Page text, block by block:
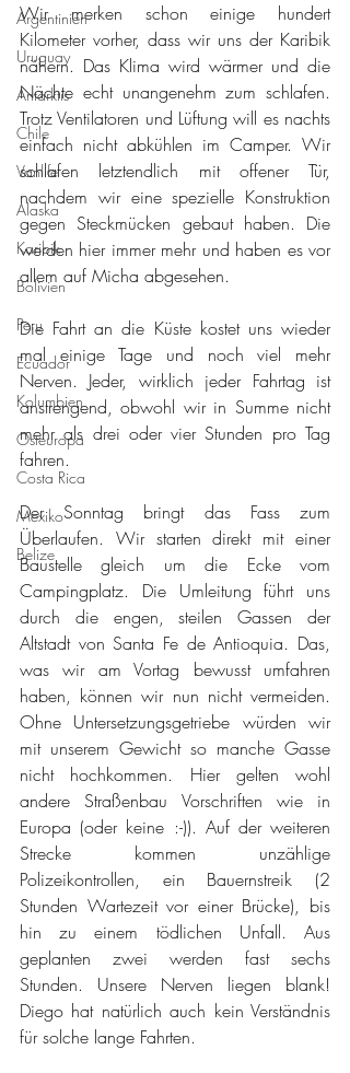
Argentinien
Uruguay
Antarktis
Chile
Vanlife
Alaska
Karibik
Bolivien
Peru
Ecuador
Kolumbien
Osteuropa
Costa Rica
Mexiko
Belize
Wir merken schon einige hundert
Kilometer vorher, dass wir uns der Karibik
nähern. Das Klima wird wärmer und die
Nächte echt unangenehm zum schlafen.
Trotz Ventilatoren und Lüftung will es nachts
einfach nicht abkühlen im Camper. Wir
schlafen letztendlich mit offener Tür,
nachdem wir eine spezielle Konstruktion
gegen Steckmücken gebaut haben. Die
werden hier immer mehr und haben es vor
allem auf Micha abgesehen.
Die Fahrt an die Küste kostet uns wieder
mal einige Tage und noch viel mehr
Nerven. Jeder, wirklich jeder Fahrtag ist
anstrengend, obwohl wir in Summe nicht
mehr als drei oder vier Stunden pro Tag
fahren.
Der Sonntag bringt das Fass zum
Überlaufen. Wir starten direkt mit einer
Baustelle gleich um die Ecke vom
Campingplatz. Die Umleitung führt uns
durch die engen, steilen Gassen der
Altstadt von Santa Fe de Antioquia. Das,
was wir am Vortag bewusst umfahren
haben, können wir nun nicht vermeiden.
Ohne Untersetzungsgetriebe würden wir
mit unserem Gewicht so manche Gasse
nicht hochkommen. Hier gelten wohl
andere Straßenbau Vorschriften wie in
Europa (oder keine :-)). Auf der weiteren
Strecke kommen unzählige
Polizeikontrollen, ein Bauernstreik (2
Stunden Wartezeit vor einer Brücke), bis
hin zu einem tödlichen Unfall. Aus
geplanten zwei werden fast sechs
Stunden. Unsere Nerven liegen blank!
Diego hat natürlich auch kein Verständnis
für solche lange Fahrten.